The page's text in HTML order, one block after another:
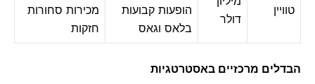
הופעות קבועות
בלאס וגאס
מכירות סחורות
מרכזיים באסטרטגיות